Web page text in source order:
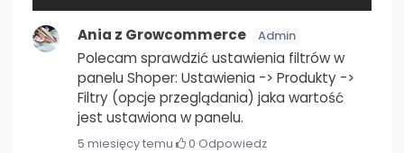
Ania z Growcommerce Admin
Polecam sprawdzić ustawienia filtrów w
panelu Shoper: Ustawienia -> Produkty ->
Filtry (opcje przeglądania) jaka wartość
jest ustawiona w panelu.
5 miesięcy temu· 0·Odpowiedz